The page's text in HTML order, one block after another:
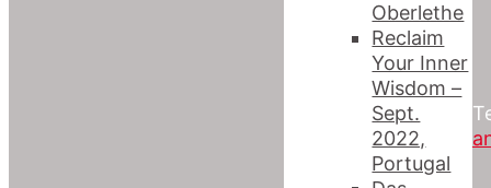
Oberlethe
Reclaim
Your Inner
Wisdom –
Sept.
2022,
Portugal